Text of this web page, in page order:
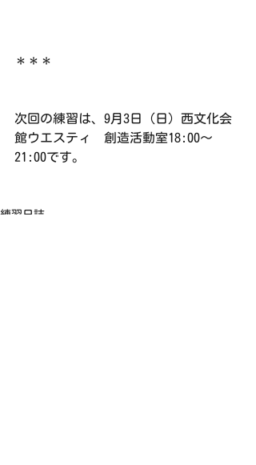
＊＊＊
次回の練習は、9月3日（日）西文化会
館ウエスティ　創造活動室18:00〜
21:00です。
練習日誌